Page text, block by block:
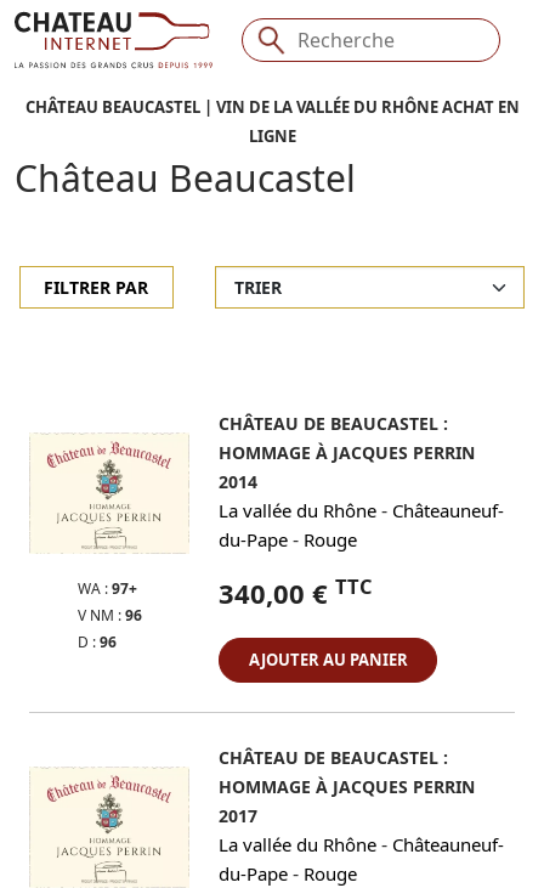
CHÂTEAU BEAUCASTEL | VIN DE LA VALLÉE DU RHÔNE ACHAT EN
LIGNE
Château Beaucastel
FILTRER PAR
WA :97+
V NM :96
D :96
CHÂTEAU DE BEAUCASTEL :
HOMMAGE À JACQUES PERRIN
2014
La vallée du Rhône - Châteauneuf-
du-Pape - Rouge
340,00 € TTC
AJOUTER AU PANIER
CHÂTEAU DE BEAUCASTEL :
HOMMAGE À JACQUES PERRIN
2017
La vallée du Rhône - Châteauneuf-
du-Pape - Rouge